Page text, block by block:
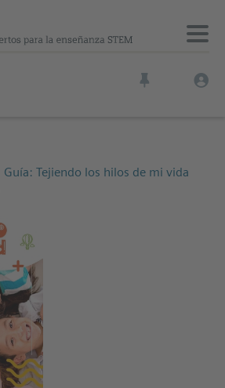
Guía: Tejiendo los hilos de mi vida